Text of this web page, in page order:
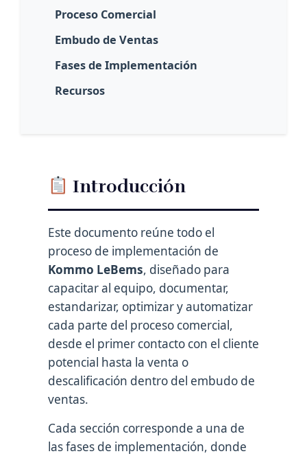
Proceso Comercial
Embudo de Ventas
Fases de Implementación
Recursos
Introducción
Este documento reúne todo el
proceso de implementación de
Kommo LeBems, diseñado para
capacitar al equipo, documentar,
estandarizar, optimizar y automatizar
cada parte del proceso comercial,
desde el primer contacto con el cliente
potencial hasta la venta o
descalificación dentro del embudo de
ventas.
Cada sección corresponde a una de
las fases de implementación, donde